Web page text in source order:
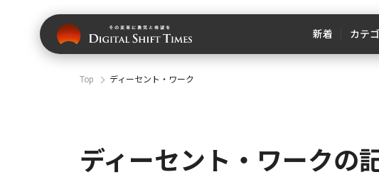
新着 カテ
Top ディーセント・ワーク
ディーセント・ワークの